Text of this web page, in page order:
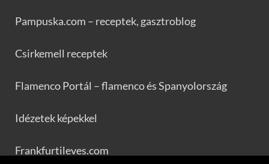
Pampuska.com – receptek, gasztroblog
Csirkemell receptek
Flamenco Portál – flamenco és Spanyolország
Idézetek képekkel
Frankfurtileves.com